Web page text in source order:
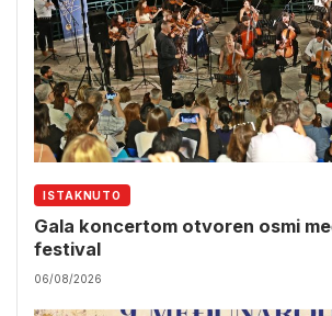
ISTAKNUTO
Gala koncertom otvoren osmi
festival
06/08/2026